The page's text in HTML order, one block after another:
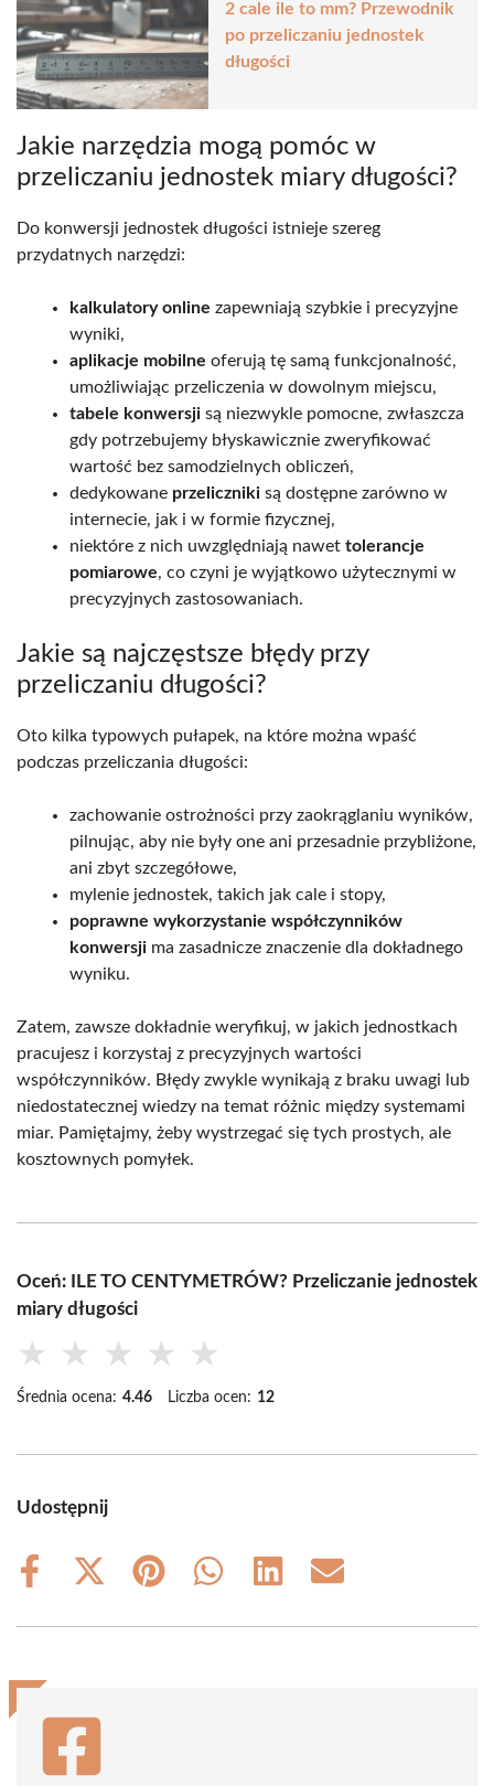
2 cale ile to mm? Przewodnik
po przeliczaniu jednostek
długości
Jakie narzędzia mogą pomóc w
przeliczaniu jednostek miary długości?
Do konwersji jednostek długości istnieje szereg
przydatnych narzędzi:
kalkulatory online zapewniają szybkie i precyzyjne
wyniki,
aplikacje mobilne oferują tę samą funkcjonalność,
umożliwiając przeliczenia w dowolnym miejscu,
tabele konwersji są niezwykle pomocne, zwłaszcza
gdy potrzebujemy błyskawicznie zweryfikować
wartość bez samodzielnych obliczeń,
dedykowane przeliczniki są dostępne zarówno w
internecie, jak i w formie fizycznej,
niektóre z nich uwzględniają nawet tolerancje
pomiarowe, co czyni je wyjątkowo użytecznymi w
precyzyjnych zastosowaniach.
Jakie są najczęstsze błędy przy
przeliczaniu długości?
Oto kilka typowych pułapek, na które można wpaść
podczas przeliczania długości:
zachowanie ostrożności przy zaokrąglaniu wyników,
pilnując, aby nie były one ani przesadnie przybliżone,
ani zbyt szczegółowe,
mylenie jednostek, takich jak cale i stopy,
poprawne wykorzystanie współczynników
konwersji ma zasadnicze znaczenie dla dokładnego
wyniku.
Zatem, zawsze dokładnie weryfikuj, w jakich jednostkach
pracujesz i korzystaj z precyzyjnych wartości
współczynników. Błędy zwykle wynikają z braku uwagi lub
niedostatecznej wiedzy na temat różnic między systemami
miar. Pamiętajmy, żeby wystrzegać się tych prostych, ale
kosztownych pomyłek.
Oceń: ILE TO CENTYMETRÓW? Przeliczanie jednostek
miary długości
★ ★ ★ ★ ★
Średnia ocena: 4.46 Liczba ocen: 12
Udostępnij
Share
Share
(Twitter)
Share
Share
Share
Share